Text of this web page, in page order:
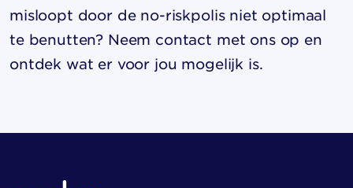
misloopt door de no-riskpolis niet optimaal
te benutten? Neem contact met ons op en
ontdek wat er voor jou mogelijk is.